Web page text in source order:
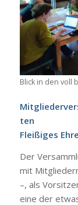
Blick in den voll
ten
Flei­ßi­ges
Der
mit
–, als
eine der